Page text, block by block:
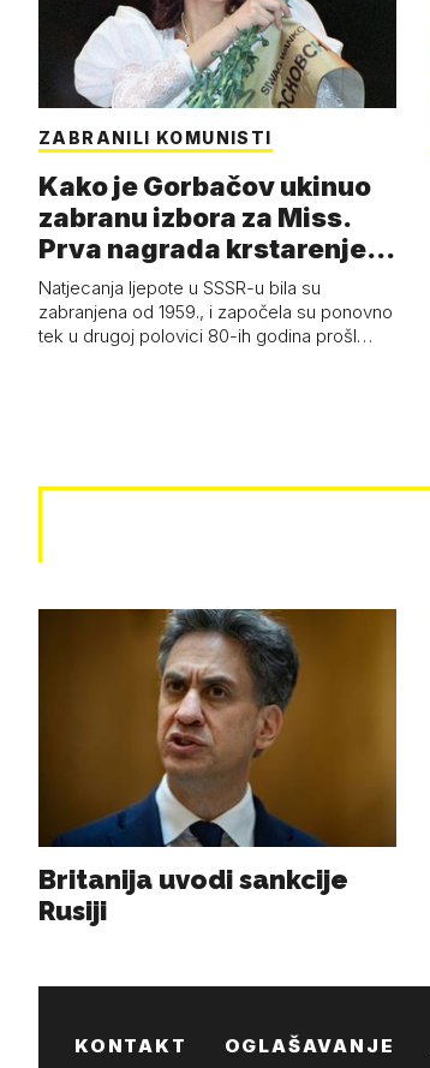
ZABRANILI KOMUNISTI
Kako je Gorbačov ukinuo
zabranu izbora za Miss.
Prva nagrada krstarenje
Jadran…
Natjecanja ljepote u SSSR-u bila su
zabranjena od 1959., i započela su ponovno
tek u drugoj polovici 80-ih godina prošl…
KONTAKT OGLAŠAVANJE